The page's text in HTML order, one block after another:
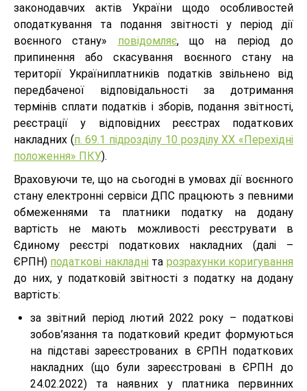
законодавчих актів України щодо особливостей
оподаткування та подання звітності у період дії
воєнного стану» повідомляє, що на період до
припинення або скасування воєнного стану на
території Україниплатників податків звільнено від
передбаченої відповідальності за дотримання
термінів сплати податків і зборів, подання звітності,
реєстрації у відповідних реєстрах податкових
накладних (п. 69.1 підрозділу 10 розділу ХХ «Перехідні
положення» ПКУ).
Враховуючи те, що на сьогодні в умовах дії воєнного
стану електронні сервіси ДПС працюють з певними
обмеженнями та платники податку на додану
вартість не мають можливості реєструвати в
Єдиному реєстрі податкових накладних (далі –
ЄРПН) податкові накладніта розрахунки коригування
до них, у податковій звітності з податку на додану
вартість:
за звітний період лютий 2022 року – податкові
зобов’язання та податковий кредит формуються
на підставі зареєстрованих в ЄРПН податкових
накладних (що були зареєстровані в ЄРПН до
24.02.2022) та наявних у платника первинних